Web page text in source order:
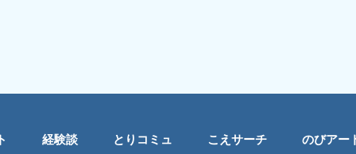
経験談 とりコミュ こえサーチ のびアー